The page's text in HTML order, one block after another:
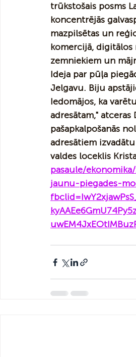
trūkstošais posms
koncentrējās
mazpilsētas un
komercijā,
zemniekiem un
Ideja par pūļa
Jelgavu. Biju
Iedomājos, ka
adresātam,"
pašapkalpošanās
adresātiem
valdes loceklis
pasaule/
jaunu-piegades-